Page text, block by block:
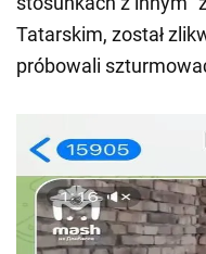
Tatarskim, został
próbowali